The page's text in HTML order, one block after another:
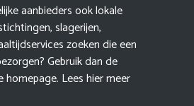
aanbieders ook lokale
slagerijen,
zoeken die een
Gebruik dan de
Lees hier meer